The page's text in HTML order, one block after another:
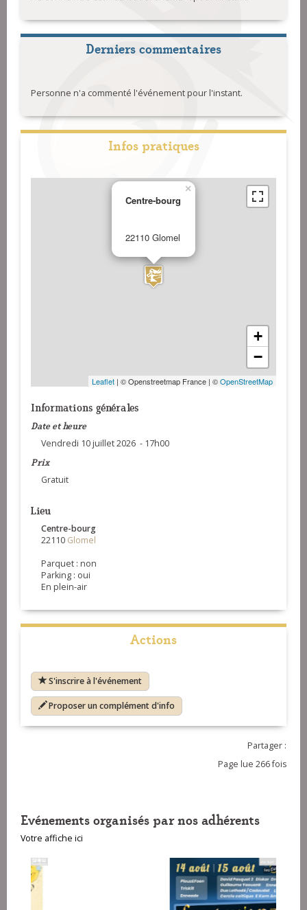
Derniers commentaires
Personne n'a commenté l'événement pour l'instant.
Infos pratiques
Centre-bourg
22110 Glomel
×
+
−
Leaflet | © Openstreetmap France | ©OpenStreetMap
Informations générales
Date et heure
Vendredi 10 juillet 2026 - 17h00
Prix
Gratuit
Lieu
Centre-bourg
22110 Glomel
Parquet : non
Parking : oui
En plein-air
Actions
S'inscrire à l'événement
Proposer un complément d'info
Partager :
Page lue 266 fois
Evénements organisés par nos adhérents
Votre affiche ici